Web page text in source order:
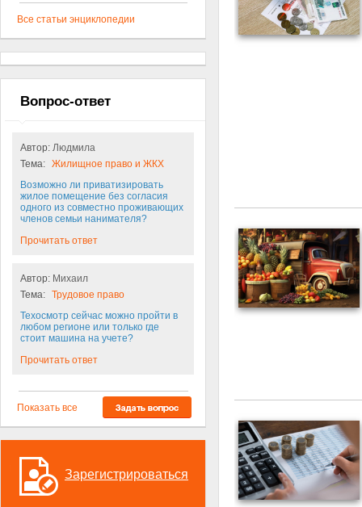
Все статьи энциклопедии
Вопрос-ответ
Автор: Людмила
Тема: Жилищное право и ЖКХ
Возможно ли приватизировать
жилое помещение без согласия
одного из совместно проживающих
членов семьи нанимателя?
Прочитать ответ
Автор: Михаил
Тема: Трудовое право
Техосмотр сейчас можно пройти в
любом регионе или только где
стоит машина на учете?
Прочитать ответ
Показать все
Зарегистрироваться